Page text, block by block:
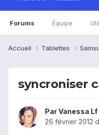
Forums Équipe
Accueil Tablettes
syncroniser
ParVanessa Lf
26 février 2012